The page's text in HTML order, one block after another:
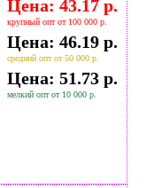
Цена: 43.17 р.
крупный опт от 100 000 р.
Цена: 46.19 р.
средний опт от 50 000 р.
Цена: 51.73 р.
мелкий опт от 10 000 р.